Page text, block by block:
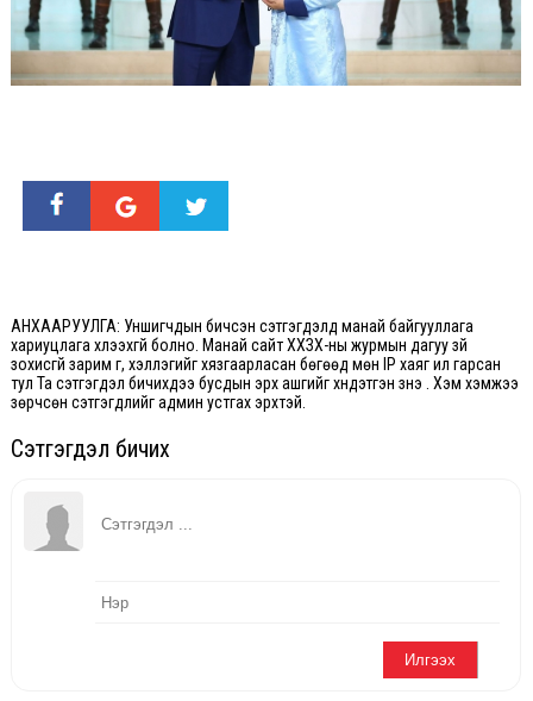
АНХААРУУЛГА: Уншигчдын бичсэн сэтгэгдэлд манай байгууллага
хариуцлага хүлээхгүй болно. Манай сайт ХХЗХ-ны журмын дагуу зүй
зохисгүй зарим үг, хэллэгийг хязгаарласан бөгөөд мөн IP хаяг ил гарсан
тул Та сэтгэгдэл бичихдээ бусдын эрх ашгийг хүндэтгэн үзнэ үү. Хэм хэмжээ
зөрчсөн сэтгэгдлийг админ устгах эрхтэй.
Сэтгэгдэл бичих